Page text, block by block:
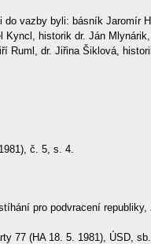
do vazby byli: básník Jaromír
Kyncl, historik dr. Ján
Ruml, dr. Jiřina Šiklová,
č. 5, s. 4.
pro podvracení republiky,
77 (HA 18. 5. 1981), ÚSD,